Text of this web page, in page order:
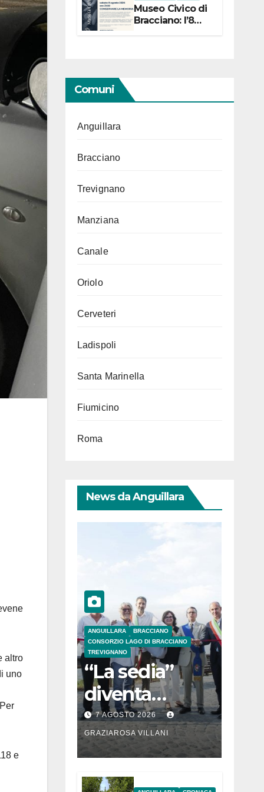
altro
uno
e
Museo Civico di
Bracciano: l’8
Comuni
Anguillara
Bracciano
Trevignano
Manziana
Canale
Oriolo
Cerveteri
Ladispoli
Santa Marinella
Fiumicino
Roma
News da Anguillara
ANGUILLARA
BRACCIANO
CONSORZIO LAGO DI BRACCIANO
TREVIGNANO
“La sedia”
diventa
Belvedere sul
lago di
Bracciano: ieri
l’inaugurazion
7 AGOSTO 2026
GRAZIAROSA VILLANI